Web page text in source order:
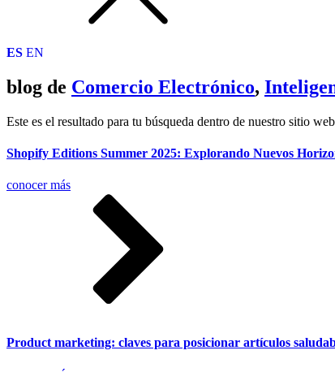
ES EN
blog de Comercio Electrónico,
Este es el resultado para tu búsqueda dentro de nuestro sitio
Shopify Editions Summer 2025: Explorando Nuevos
conocer más
Product marketing: claves para posicionar artículos